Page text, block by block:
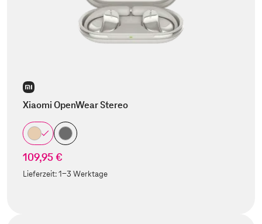
Xiaomi OpenWear Stereo
109,95 €
Lieferzeit:1-3 Werktage